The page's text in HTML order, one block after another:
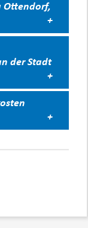
Ottendorf,
+
der Stadt
+
+